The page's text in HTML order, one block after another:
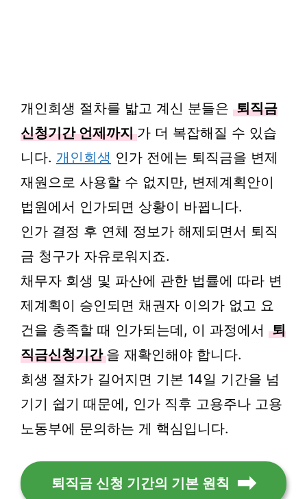
개인회생 절차를 밟고 계신 분들은 퇴직금
신청기간 언제까지 가 더 복잡해질 수 있습
니다. 개인회생 인가 전에는 퇴직금을 변제
재원으로 사용할 수 없지만, 변제계획안이
법원에서 인가되면 상황이 바뀝니다.
인가 결정 후 연체 정보가 해제되면서 퇴직
금 청구가 자유로워지죠.
채무자 회생 및 파산에 관한 법률에 따라 변
제계획이 승인되면 채권자 이의가 없고 요
건을 충족할 때 인가되는데, 이 과정에서 퇴
직금신청기간 을 재확인해야 합니다.
회생 절차가 길어지면 기본 14일 기간을 넘
기기 쉽기 때문에, 인가 직후 고용주나 고용
노동부에 문의하는 게 핵심입니다.
퇴직금 신청 기간의 기본 원칙